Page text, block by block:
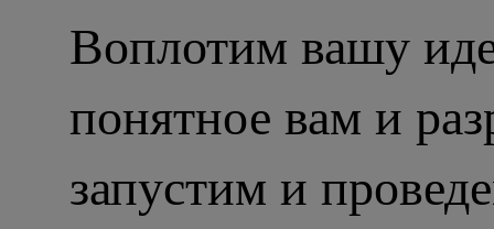
Воплотим вашу
понятное вам и
запустим и